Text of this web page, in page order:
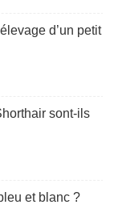
d’un petit
sont-ils
et blanc ?